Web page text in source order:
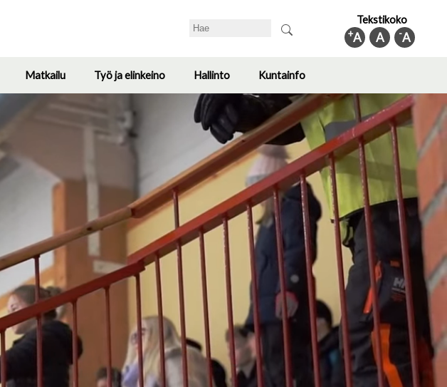
Search Tekstikoko
-A
A
+A
Toggle
Matkailu
submenu
Työ ja elinkeino
Toggle
submenu
Hallinto
Toggle
submenu
Kuntainfo
submenu